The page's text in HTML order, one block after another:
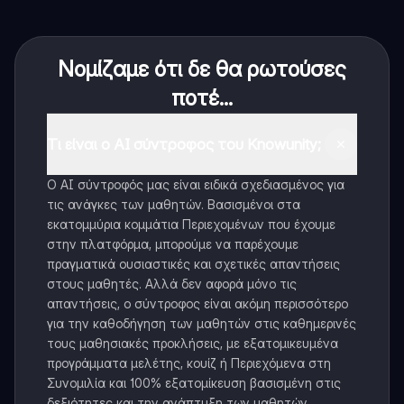
Νομίζαμε ότι δε θα ρωτούσες
ποτέ...
Ο AI σύντροφός μας είναι ειδικά σχεδιασμένος για
τις ανάγκες των μαθητών. Βασισμένοι στα
εκατομμύρια κομμάτια Περιεχομένων που έχουμε
στην πλατφόρμα, μπορούμε να παρέχουμε
πραγματικά ουσιαστικές και σχετικές απαντήσεις
στους μαθητές. Αλλά δεν αφορά μόνο τις
απαντήσεις, ο σύντροφος είναι ακόμη περισσότερο
για την καθοδήγηση των μαθητών στις καθημερινές
τους μαθησιακές προκλήσεις, με εξατομικευμένα
προγράμματα μελέτης, κουίζ ή Περιεχόμενα στη
Συνομιλία και 100% εξατομίκευση βασισμένη στις